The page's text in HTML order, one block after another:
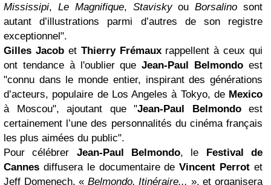
Mississipi, Le Magnifique, StaviskyouBorsalino sont
autant d’illustrations parmi d’autres de son registre
exceptionnel".
Gilles Jacobet Thierry Frémauxrappellent à ceux qui
ont tendance à l'oublier queJean-Paul Belmondo est
"connu dans le monde entier, inspirant des générations
d’acteurs, populaire de Los Angeles à Tokyo, de Mexico
à Moscou", ajoutant que "Jean-Paul Belmondoest
certainement l’une des personnalités du cinéma français
les plus aimées du public".
Pour célébrer Jean-Paul Belmondo, le Festival de
Cannes diffusera le documentaire deVincent Perrot et
Jeff Domenech, « Belmondo, Itinéraire... », et organisera